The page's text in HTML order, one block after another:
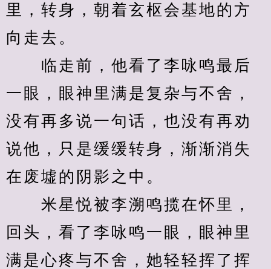
里，转身，朝着玄枢会基地的方
向走去。
临走前，他看了李咏鸣最后
一眼，眼神里满是复杂与不舍，
没有再多说一句话，也没有再劝
说他，只是缓缓转身，渐渐消失
在废墟的阴影之中。
米星悦被李溯鸣揽在怀里，
回头，看了李咏鸣一眼，眼神里
满是心疼与不舍，她轻轻挥了挥